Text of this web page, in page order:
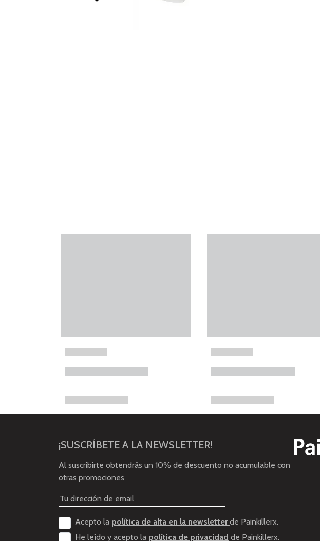
¡SUSCRÍBETE A LA NEWSLETTER!
Al suscribirte obtendrás un 10% de descuento no acumulable con
otras promociones
Acepto la política de alta en la newsletterde Painkillerx.
He leído y acepto la política de privacidad de Painkillerx.